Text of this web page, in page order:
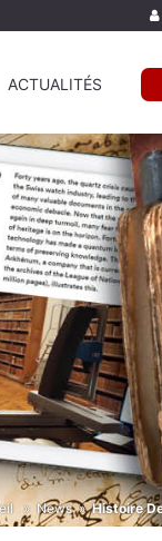
ACTUALITÉS
» News » Histoire